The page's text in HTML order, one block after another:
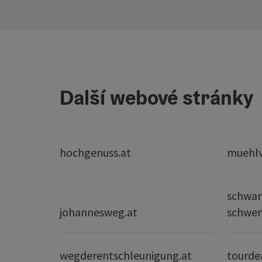
Další webové stránky
hochgenuss.at
johannesweg.at
wegderentschleunigung.at